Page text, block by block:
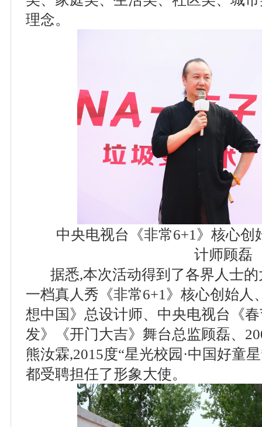
理念。
中央电视台《非常6+1》核心创
计师顾磊
据悉,本次活动得到了各界人士的
一档真人秀《非常6+1》核心创始人
想中国》总设计师、中央电视台《
发》《开门大吉》舞台总监顾磊、
熊汝霖,2015度“星光校园·中国好童
都受聘担任了形象大使。